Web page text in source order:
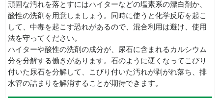
頑固な汚れを落とすにはハイターなどの塩素系の漂白剤か、
酸性の洗剤を用意しましょう。同時に使うと化学反応を起こ
して、中毒を起こす恐れがあるので、混合利用は避け、使用
法を守ってください。
ハイターや酸性の洗剤の成分が、尿石に含まれるカルシウム
分を分解する働きがあります。石のように硬くなってこびり
付いた尿石を分解して、こびり付いた汚れが剥がれ落ち、排
水管の詰まりを解消することが期待できます。